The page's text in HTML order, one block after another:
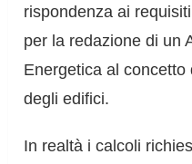
rispondenza ai
per la redazione di un
Energetica al
degli edifici.
In realtà i calcoli